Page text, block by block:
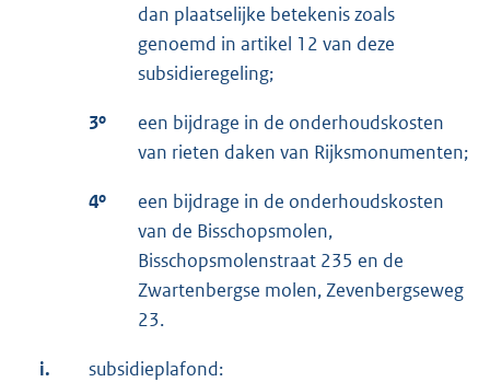
dan plaatselijke betekenis zoals
genoemd in artikel 12 van deze
subsidieregeling;
3º
een bijdrage in de onderhoudskosten
van rieten daken van Rijksmonumenten;
4º
een bijdrage in de onderhoudskosten
van de Bisschopsmolen,
Bisschopsmolenstraat 235 en de
Zwartenbergse molen, Zevenbergseweg
23.
i. subsidieplafond: